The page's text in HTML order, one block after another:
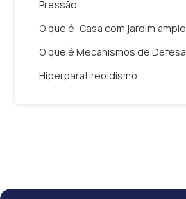
Pressão
O que é: Casa com jardim amplo
O que é Mecanismos de Defesa
Hiperparatireoidismo